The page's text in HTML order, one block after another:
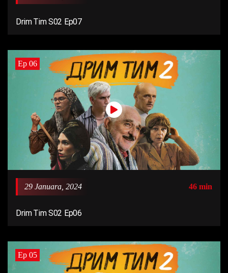
Drim Tim S02 Ep07
Ep 06
29 Januara, 2024 46 min
Drim Tim S02 Ep06
Ep 05